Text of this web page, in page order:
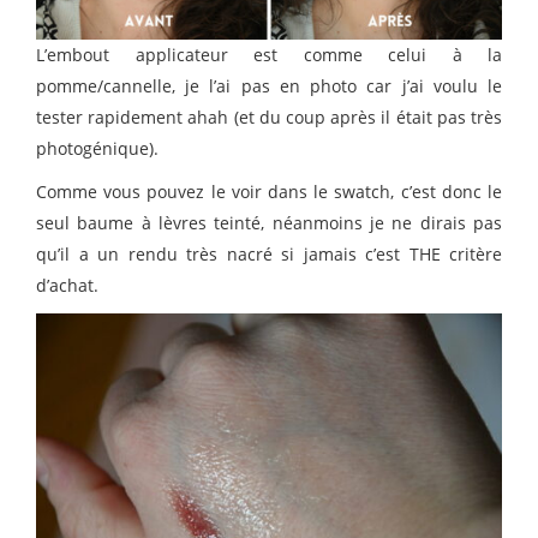
L’embout applicateur est comme celui à la
pomme/cannelle, je l’ai pas en photo car j’ai voulu le
tester rapidement ahah (et du coup après il était pas très
photogénique).
Comme vous pouvez le voir dans le swatch, c’est donc le
seul baume à lèvres teinté, néanmoins je ne dirais pas
qu’il a un rendu très nacré si jamais c’est THE critère
d’achat.